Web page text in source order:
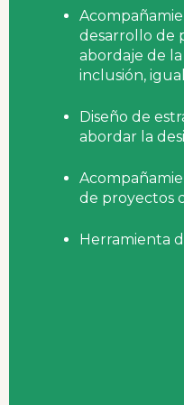
desarrollo de
abordaje de
inclusión,
Diseño de
abordar la
de proyectos
Herramienta